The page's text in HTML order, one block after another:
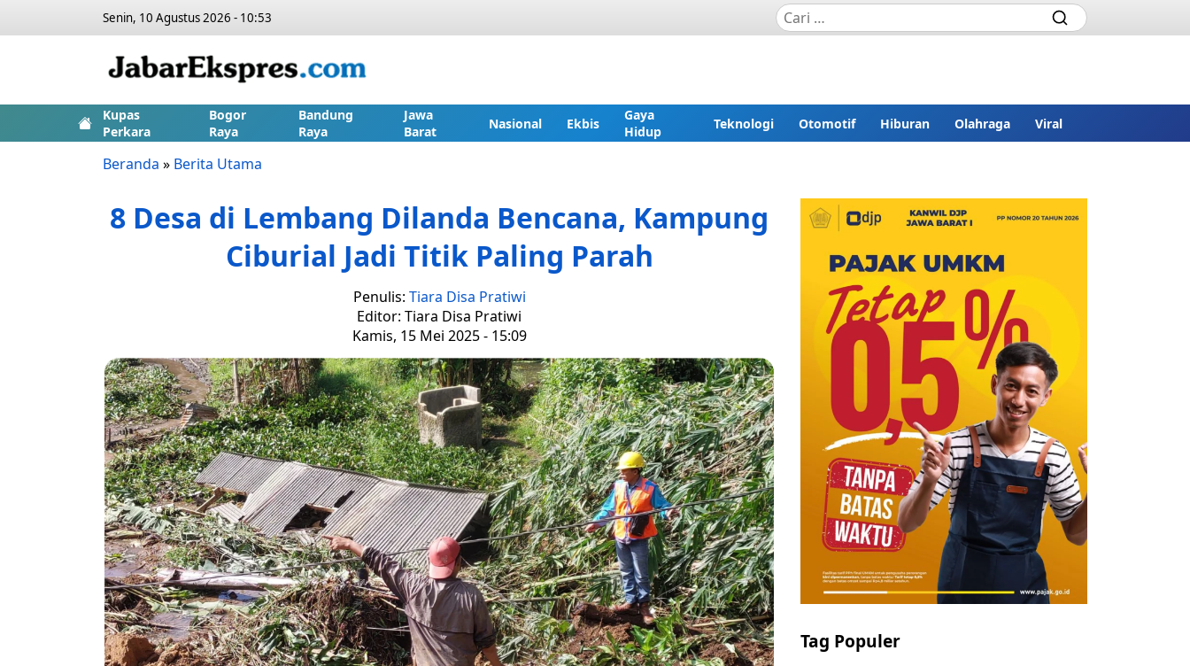
Senin, 10 Agustus 2026 - 10:53
Kupas
Perkara
Bogor
Raya
Bandung
Raya
Jawa
Barat
Nasional Ekbis
Gaya
Hidup
Teknologi Otomotif Hiburan Olahraga Viral
Beranda » Berita Utama
8 Desa di Lembang Dilanda Bencana, Kampung
Ciburial Jadi Titik Paling Parah
Penulis: Tiara Disa Pratiwi
Editor: Tiara Disa Pratiwi
Kamis, 15 Mei 2025 - 15:09
Tag Populer